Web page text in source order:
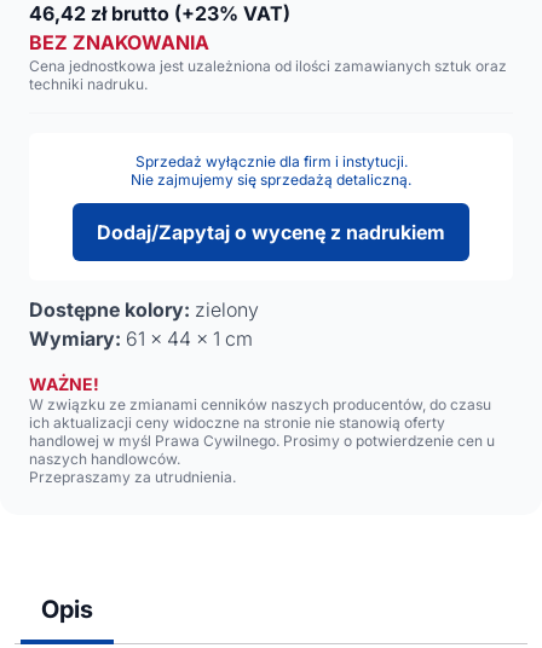
46,42 zł brutto (+23% VAT)
BEZ ZNAKOWANIA
Cena jednostkowa jest uzależniona od ilości zamawianych sztuk oraz
techniki nadruku.
Sprzedaż wyłącznie dla firm i instytucji.
Nie zajmujemy się sprzedażą detaliczną.
Dodaj/Zapytaj o wycenę z nadrukiem
Dostępne kolory: zielony
Wymiary: 61 x 44 x 1 cm
WAŻNE!
W związku ze zmianami cenników naszych producentów, do czasu
ich aktualizacji ceny widoczne na stronie nie stanowią oferty
handlowej w myśl Prawa Cywilnego. Prosimy o potwierdzenie cen u
naszych handlowców.
Przepraszamy za utrudnienia.
Opis